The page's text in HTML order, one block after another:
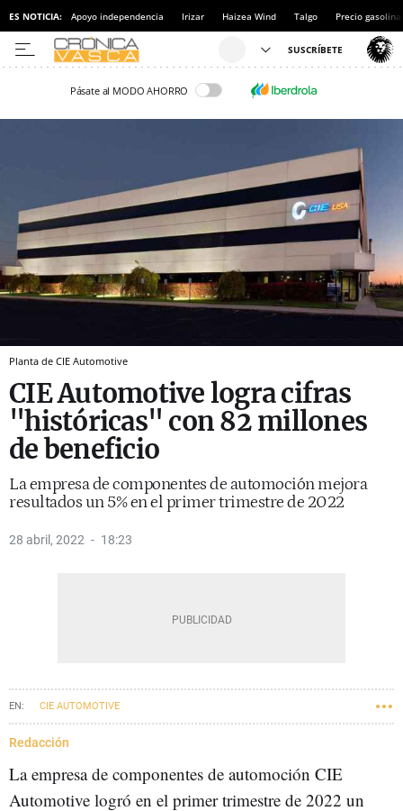
ES NOTICIA: Apoyo independencia Irizar Haizea Wind Talgo Precio gasolina
Pásate al MODO AHORRO
Planta de CIE Automotive
CIE Automotive logra cifras
"históricas" con 82 millones
de beneficio
La empresa de componentes de automoción mejora
resultados un 5% en el primer trimestre de 2022
28 abril, 2022 18:23
CIE AUTOMOTIVE
Redacción
La empresa de componentes de automoción CIE
Automotive logró en el primer trimestre de 2022 un